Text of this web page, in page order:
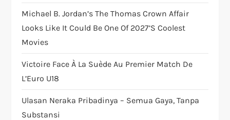
n
Michael B. Jordan’s The Thomas Crown Affair
Looks Like It Could Be One Of 2027’s Coolest
Movies
Victoire Face À La Suède Au Premier Match De
L’Euro U18
Ulasan Neraka Pribadinya – Semua Gaya, Tanpa
Substansi